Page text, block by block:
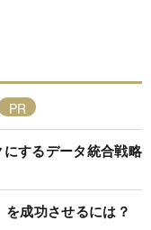
するデータ統合戦略
成功させるには？